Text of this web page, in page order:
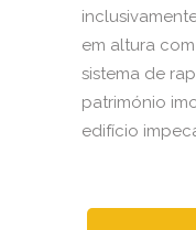
em altura
sistema de
património
edifício